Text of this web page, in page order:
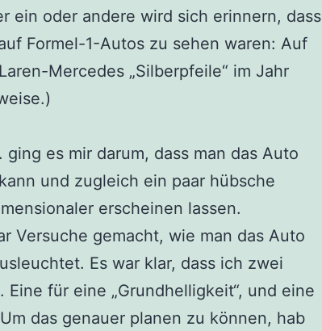
ein oder andere wird sich erinnern, dass
Formel-1-Autos zu sehen waren: Auf
Mercedes „Silberpfeile“ im Jahr
ging es mir darum, dass man das Auto
und zugleich ein paar hübsche
erscheinen lassen.
Versuche gemacht, wie man das Auto
Es war klar, dass ich zwei
für eine „Grundhelligkeit“, und eine
das genauer planen zu können, hab